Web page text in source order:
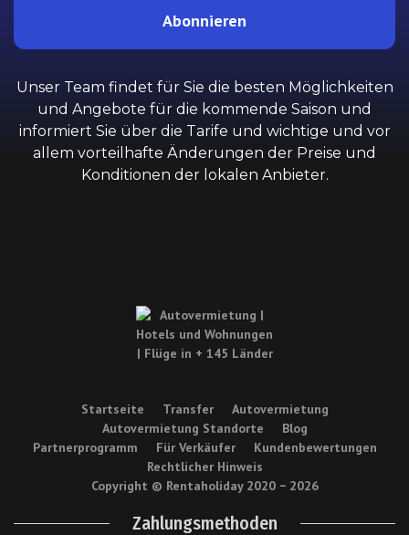
Abonnieren
Unser Team findet für Sie die besten Möglichkeiten
und Angebote für die kommende Saison und
informiert Sie über die Tarife und wichtige und vor
allem vorteilhafte Änderungen der Preise und
Konditionen der lokalen Anbieter.
Startseite Transfer
Autovermietung
Autovermietung Standorte
Blog
Partnerprogramm
Für Verkäufer
Kundenbewertungen
Rechtlicher Hinweis
Copyright © Rentaholiday 2020 − 2026
Zahlungsmethoden